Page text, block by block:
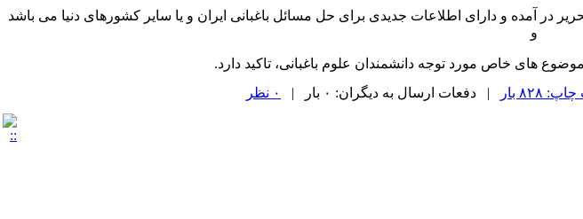
در آمده و دارای اطلاعات جدیدی برای حل مسائل باغبانی ایران و یا سایر کشورهای دنیا می باشد
و
های خاص مورد توجه دانشمندان علوم باغبانی، تاکید دارد.
۸۲۸ بار | دفعات ارسال به دیگران: ۰ بار | ۰ نظر